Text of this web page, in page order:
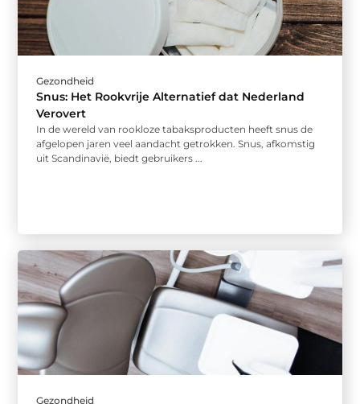
Gezondheid
Snus: Het Rookvrije Alternatief dat Nederland
Verovert
In de wereld van rookloze tabaksproducten heeft snus de
afgelopen jaren veel aandacht getrokken. Snus, afkomstig
uit Scandinavië, biedt gebruikers ...
Gezondheid